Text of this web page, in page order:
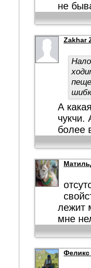
не
Zakhar
А
чукчи.
более
лежит
мне
Феликс